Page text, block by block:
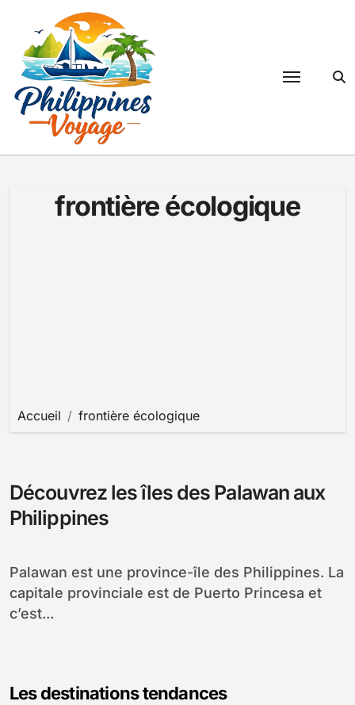
contenu
frontière écologique
Accueil frontière écologique
Découvrez les îles des Palawan aux
Philippines
Palawan est une province-île des Philippines. La
capitale provinciale est de Puerto Princesa et
c’est...
Les destinations tendances